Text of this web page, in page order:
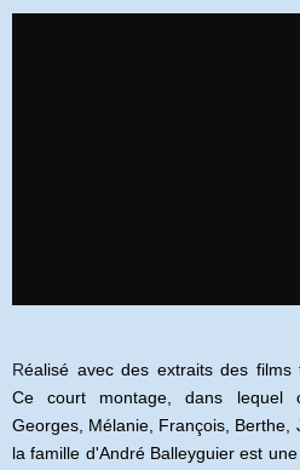
Réalisé avec des extraits des films
Ce court montage, dans lequel
Georges, Mélanie, François, Berthe,
la famille d'André Balleyguier est